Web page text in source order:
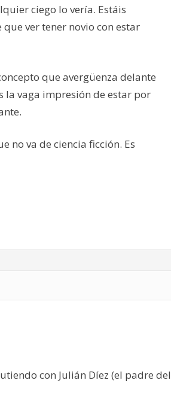
ciego lo vería. Estáis
ver tener novio con estar
que avergüenza delante
la vaga impresión de estar por
no va de ciencia ficción. Es
con Julián Díez (el padre del